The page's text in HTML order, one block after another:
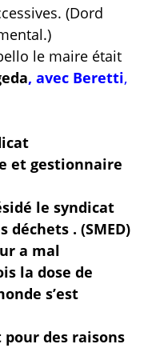
(Dord
le maire était
, avec Beretti,
et gestionnaire
le syndicat
. (SMED)
a mal
la dose de
s’est
des raisons